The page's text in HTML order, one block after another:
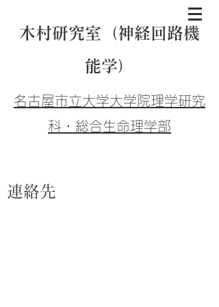
木村研究室（神経回路機
能学）
名古屋市立大学大学院理学研究
科・総合生命理学部
連絡先